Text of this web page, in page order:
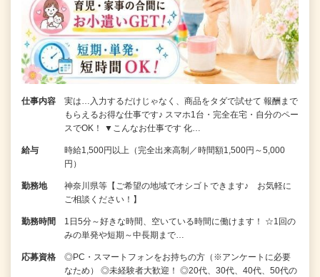
仕事内容
実は…入力するだけじゃなく、商品をタダで試せて 報酬まで
もらえるお得な仕事です♪ スマホ1台・完全在宅・自分のペー
スでOK！ ▼こんなお仕事です 化…
給与
時給1,500円以上（完全出来高制／時間額1,500円～5,000
円）
勤務地
神奈川県等【ご希望の地域でオシゴトできます♪ お気軽に
ご相談ください！】
勤務時間
1日5分～好きな時間、空いている時間に働けます！ ☆1回の
みの単発や短期～中長期まで…
応募資格
◎PC・スマートフォンをお持ちの方（※アンケートに必要
なため） ◎未経験者大歓迎！ ◎20代、30代、40代、50代の